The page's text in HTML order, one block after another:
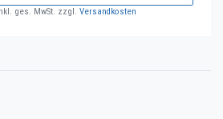
ges. MwSt. zzgl.Versandkosten